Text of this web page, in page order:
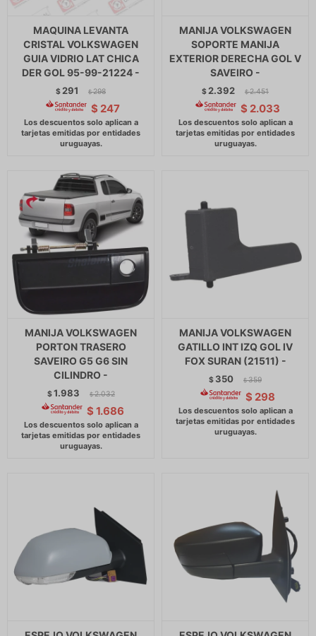
MAQUINA LEVANTA
CRISTAL VOLKSWAGEN
GUIA VIDRIO LAT CHICA
DER GOL 95-99-21224 -
$ 291 $ 298
$ 247
MANIJA VOLKSWAGEN
SOPORTE MANIJA
EXTERIOR DERECHA GOL V
SAVEIRO -
$ 2.392 $ 2.451
$ 2.033
MANIJA VOLKSWAGEN
PORTON TRASERO
SAVEIRO G5 G6 SIN
CILINDRO -
$1.983 $ 2.032
$ 1.686
MANIJA VOLKSWAGEN
GATILLO INT IZQ GOL IV
FOX SURAN (21511) -
$ 350 $ 359
$ 298